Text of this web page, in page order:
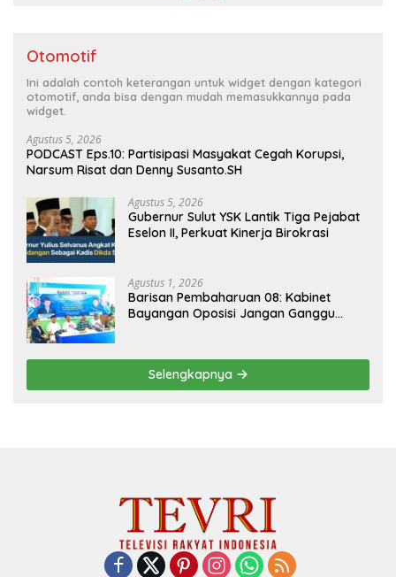
Otomotif
Ini adalah contoh keterangan untuk widget dengan kategori
otomotif, anda bisa dengan mudah memasukkannya pada
widget.
Agustus 5, 2026
PODCAST Eps.10: Partisipasi Masyakat Cegah Korupsi,
Narsum Risat dan Denny Susanto.SH
Agustus 5, 2026
Gubernur Sulut YSK Lantik Tiga Pejabat
Eselon II, Perkuat Kinerja Birokrasi
Agustus 1, 2026
Barisan Pembaharuan 08: Kabinet
Bayangan Oposisi Jangan Ganggu
Selengkapnya